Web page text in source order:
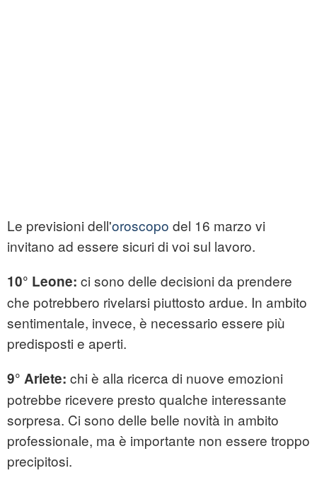
Le previsioni dell'oroscopo del 16 marzo vi
invitano ad essere sicuri di voi sul lavoro.
10° Leone: ci sono delle decisioni da prendere
che potrebbero rivelarsi piuttosto ardue. In ambito
sentimentale, invece, è necessario essere più
predisposti e aperti.
9° Ariete: chi è alla ricerca di nuove emozioni
potrebbe ricevere presto qualche interessante
sorpresa. Ci sono delle belle novità in ambito
professionale, ma è importante non essere troppo
precipitosi.